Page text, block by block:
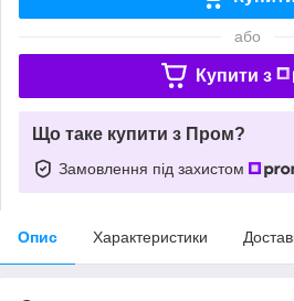
або
Купити з
Що таке купити з Пром?
Замовлення під захистом
Опис Характеристики